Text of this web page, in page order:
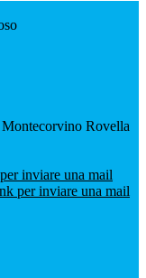
Rovella
inviare una mail
per inviare una mail